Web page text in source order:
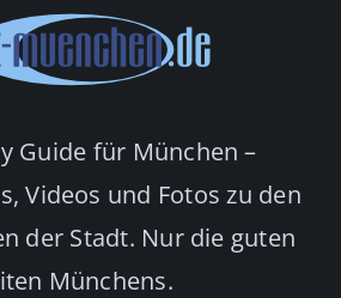
Guide für München –
Videos und Fotos zu den
der Stadt. Nur die guten
Münchens.